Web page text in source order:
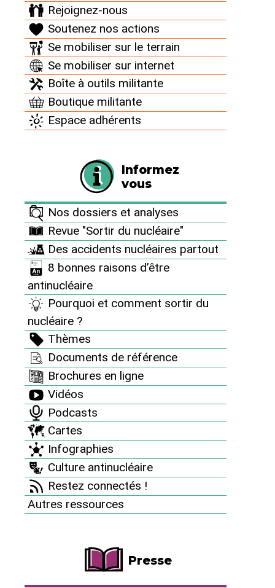
Rejoignez-nous
Soutenez nos actions
Se mobiliser sur le terrain
Se mobiliser sur internet
Boîte à outils militante
Boutique militante
Espace adhérents
Informez
vous
Nos dossiers et analyses
Revue "Sortir du nucléaire"
Des accidents nucléaires partout
8 bonnes raisons d’être
antinucléaire
Pourquoi et comment sortir du
nucléaire ?
Thèmes
Documents de référence
Brochures en ligne
Vidéos
Podcasts
Cartes
Infographies
Culture antinucléaire
Restez connectés !
Autres ressources
Presse
permettre de continuer la lutte au quotidien contre
cette énergie mortifère et pour promouvoir la
sobriété énergétique et les alternatives
renouvelables.
Faire un don
Informez vous
Nos dossiers et analyses
Revue "Sortir du nucléaire"
Des accidents nucléaires partout
8 bonnes raisons d’être antinucléaire
Pourquoi et comment sortir du nucléaire ?
Thèmes
Documents de référence
Brochures en ligne
Vidéos
Podcasts
Cartes
Infographies
Culture antinucléaire
La playlist antinucléaire
Archives : Des artistes avec nous
Restez connectés !
Autres ressources